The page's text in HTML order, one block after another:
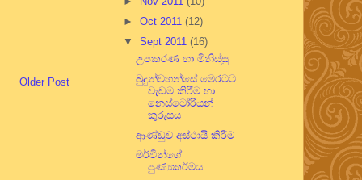
Older Post
► Oct 2011 (12)
▼ Sept 2011 (16)
උපකරණ හා මිනිස්සු
බුදුන්වහන්සේ මෙරටට
වැඩම කිරීම හා
නෙස්ටෝරියන්
කුරුසය
ආණ්ඩුව අස්ථායි කිරීම
මර්වින්ගේ
පුණ්‍යකර්මය